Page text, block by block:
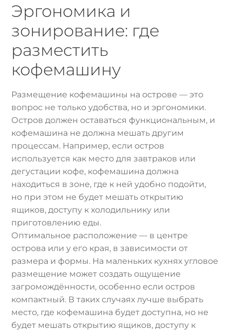
Эргономика и
зонирование: где
разместить
кофемашину
Размещение кофемашины на острове — это
вопрос не только удобства, но и эргономики.
Остров должен оставаться функциональным, и
кофемашина не должна мешать другим
процессам. Например, если остров
используется как место для завтраков или
дегустации кофе, кофемашина должна
находиться в зоне, где к ней удобно подойти,
но при этом не будет мешать открытию
ящиков, доступу к холодильнику или
приготовлению еды.
Оптимальное расположение — в центре
острова или у его края, в зависимости от
размера и формы. На маленьких кухнях угловое
размещение может создать ощущение
загромождённости, особенно если остров
компактный. В таких случаях лучше выбрать
место, где кофемашина будет доступна, но не
будет мешать открытию ящиков, доступу к